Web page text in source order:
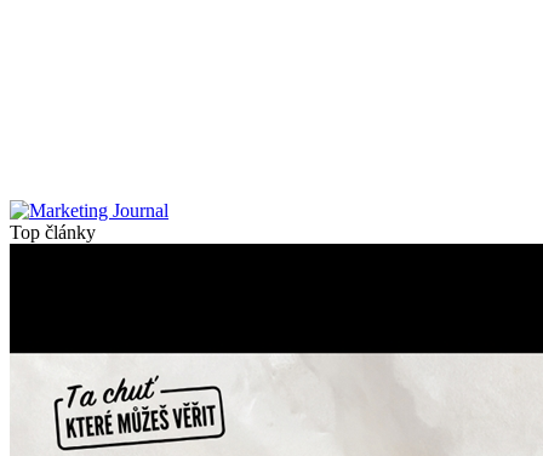
Top články